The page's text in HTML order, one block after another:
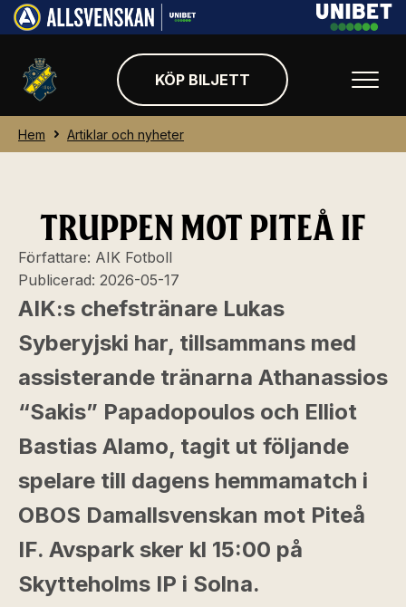
KÖP BILJETT
Hem Artiklar och nyheter
TRUPPEN MOT PITEÅ IF
Författare: AIK Fotboll
Publicerad: 2026-05-17
AIK:s chefstränare Lukas
Syberyjski har, tillsammans med
assisterande tränarna Athanassios
“Sakis” Papadopoulos och Elliot
Bastias Alamo, tagit ut följande
spelare till dagens hemmamatch i
OBOS Damallsvenskan mot Piteå
IF. Avspark sker kl 15:00 på
Skytteholms IP i Solna.